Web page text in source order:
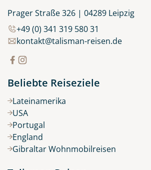
Prager Straße 326 | 04289 Leipzig
+49 (0) 341 319 580 31
kontakt@talisman-reisen.de
Beliebte Reiseziele
Lateinamerika
USA
Portugal
England
Gibraltar Wohnmobilreisen